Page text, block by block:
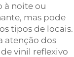
à noite ou
mas pode
tipos de locais.
atenção dos
vinil reflexivo